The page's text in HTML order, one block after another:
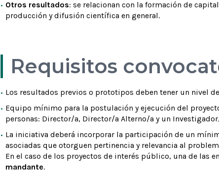
Otros resultados: se relacionan con la formación de
producción y difusión científica en general.
Requisitos
Los resultados previos o prototipos deben tener un nivel
Equipo mínimo para la postulación y ejecución del
personas: Director/a, Director/a Alterno/a y un
La iniciativa deberá incorporar la participación de un
asociadas que otorguen pertinencia y relevancia al
En el caso de los proyectos de interés público, una de las
mandante.